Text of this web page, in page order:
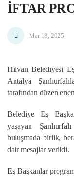
İFTAR
Mar 18, 2025
Hilvan Belediyesi
Antalya
tarafından
Belediye Eş
yaşayan
buluşmada birlik,
dair mesajlar verildi.
Eş Başkanlar